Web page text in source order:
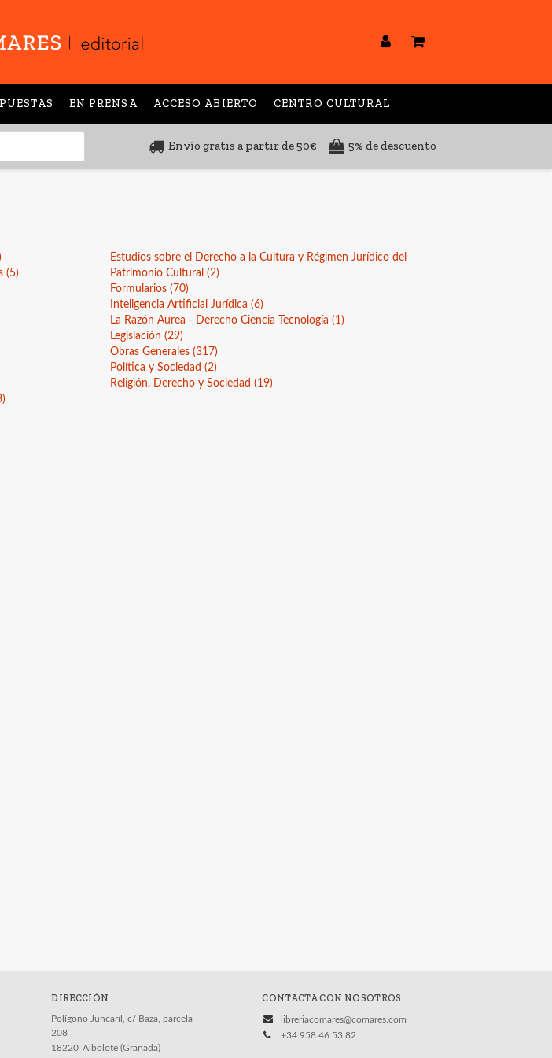
EN PRENSA ACCESO ABIERTO CENTRO CULTURAL
Envío gratis a partir de 50€ 5% de descuento
(5)
Estudios sobre el Derecho a la Cultura y Régimen Jurídico del
Patrimonio Cultural(2)
Formularios(70)
Inteligencia Artificial Jurídica(6)
La Razón Aurea - Derecho Ciencia Tecnología(1)
Legislación(29)
Obras Generales(317)
Política y Sociedad(2)
Religión, Derecho y Sociedad(19)
DIRECCIÓN
Polígono Juncaril, c/ Baza, parcela
208
18220 Albolote (Granada)
CONTACTA CON NOSOTROS
libreriacomares@comares.com
+34 958 46 53 82